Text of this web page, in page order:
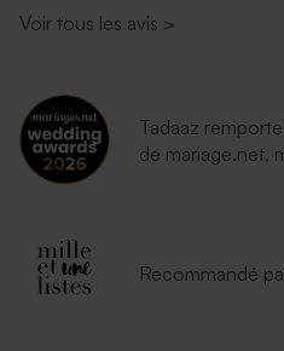
Voir tous les avis >
Tadaaz
de mariage.net,
Recommandé